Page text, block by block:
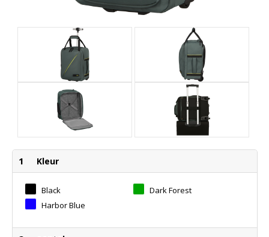
1 Kleur
Black
Dark Forest
Harbor Blue